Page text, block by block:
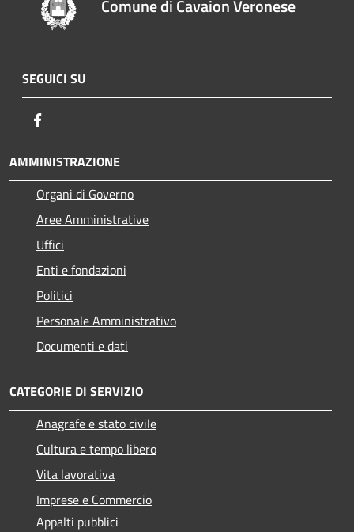
Comune di Cavaion Veronese
SEGUICI SU
AMMINISTRAZIONE
Organi di Governo
Aree Amministrative
Uffici
Enti e fondazioni
Politici
Personale Amministrativo
Documenti e dati
CATEGORIE DI SERVIZIO
Anagrafe e stato civile
Cultura e tempo libero
Vita lavorativa
Imprese e Commercio
Appalti pubblici